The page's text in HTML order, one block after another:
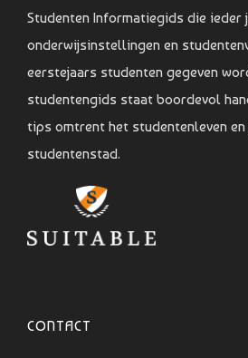
Studenten Informatiegids die ieder
onderwijsinstellingen en
eerstejaars studenten gegeven
studentengids staat boordevol
tips omtrent het studentenleven en
studentenstad.
CONTACT